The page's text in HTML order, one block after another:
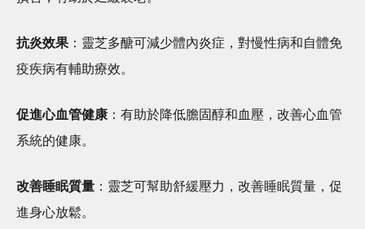
抗炎效果 ：靈芝多醣可減少體內炎症，對慢性病和自體免
疫疾病有輔助療效。
促進心血管健康 ：有助於降低膽固醇和血壓，改善心血管
系統的健康。
改善睡眠質量 ：靈芝可幫助舒緩壓力，改善睡眠質量，促
進身心放鬆。